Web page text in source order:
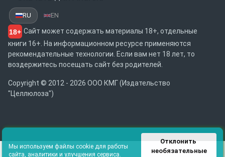
RU EN
18+ Сайт может содержать материалы 18+, отдельные
книги 16+. На информационном ресурсе применяются
рекомендательные технологии. Если вам нет 18 лет, то
воздержитесь посещать сайт без родителей.
Copyright © 2012 - 2026 ООО КМГ (Издательство
"Целлюлоза")
Мы используем файлы cookie для работы
сайта, аналитики и улучшения сервиса.
Отклонить
необязательные